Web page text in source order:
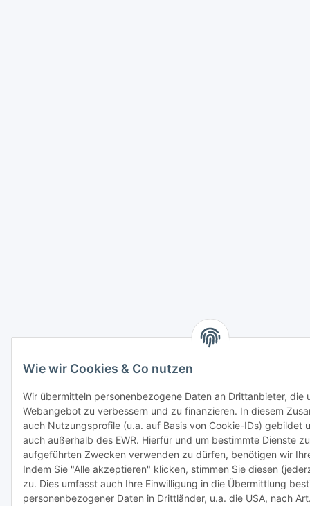
Wie wir Cookies & Co nutzen
Wir übermitteln personenbezogene Daten an Drittanbieter, die
Webangebot zu verbessern und zu finanzieren. In diesem
auch Nutzungsprofile (u.a. auf Basis von Cookie-IDs) gebildet
auch außerhalb des EWR. Hierfür und um bestimmte Dienste
aufgeführten Zwecken verwenden zu dürfen, benötigen wir
Indem Sie "Alle akzeptieren" klicken, stimmen Sie diesen
zu. Dies umfasst auch Ihre Einwilligung in die Übermittlung
personenbezogener Daten in Drittländer, u.a. die USA, nach